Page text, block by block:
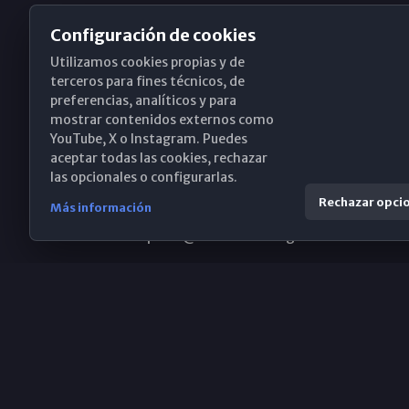
Obispado de Málaga
Santa María, 18-20. 29015 Málaga
(+34) 952 224 386
Configuración de cookies
Utilizamos cookies propias y de
terceros para fines técnicos, de
preferencias, analíticos y para
mostrar contenidos externos como
YouTube, X o Instagram. Puedes
aceptar todas las cookies, rechazar
las opcionales o configurarlas.
Más información Rechazar